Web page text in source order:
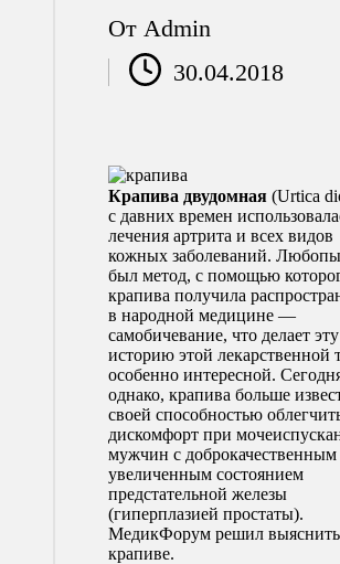
Запись
от
От Admin
30.04.2018
Крапива двудомная(Urtica
с давних времен
лечения артрита и всех видов
кожных заболеваний.
был метод, с помощью
крапива получила
в народной медицине —
самобичевание, что делает эту
историю этой лекарственной
особенно интересной.
однако, крапива больше
своей способностью
дискомфорт при
мужчин с доброкачественным
увеличенным состоянием
предстательной железы
(гиперплазией простаты).
МедикФорум решил выяснить
крапиве.